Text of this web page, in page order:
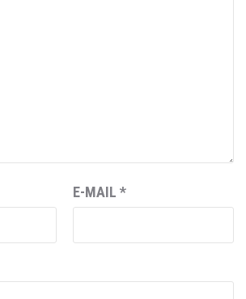
E-MAIL *